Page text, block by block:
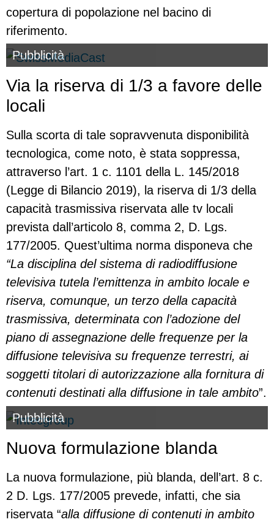
copertura di popolazione nel bacino di
riferimento.
Pubblicità
Via la riserva di 1/3 a favore delle
locali
Sulla scorta di tale sopravvenuta disponibilità
tecnologica, come noto, è stata soppressa,
attraverso l’art. 1 c. 1101 della L. 145/2018
(Legge di Bilancio 2019), la riserva di 1/3 della
capacità trasmissiva riservata alle tv locali
prevista dall’articolo 8, comma 2, D. Lgs.
177/2005. Quest’ultima norma disponeva che
“La disciplina del sistema di radiodiffusione
televisiva tutela l’emittenza in ambito locale e
riserva, comunque, un terzo della capacità
trasmissiva, determinata con l’adozione del
piano di assegnazione delle frequenze per la
diffusione televisiva su frequenze terrestri, ai
soggetti titolari di autorizzazione alla fornitura di
contenuti destinati alla diffusione in tale ambito”.
Pubblicità
Nuova formulazione blanda
La nuova formulazione, più blanda, dell’art. 8 c.
2 D. Lgs. 177/2005 prevede, infatti, che sia
riservata “alla diffusione di contenuti in ambito